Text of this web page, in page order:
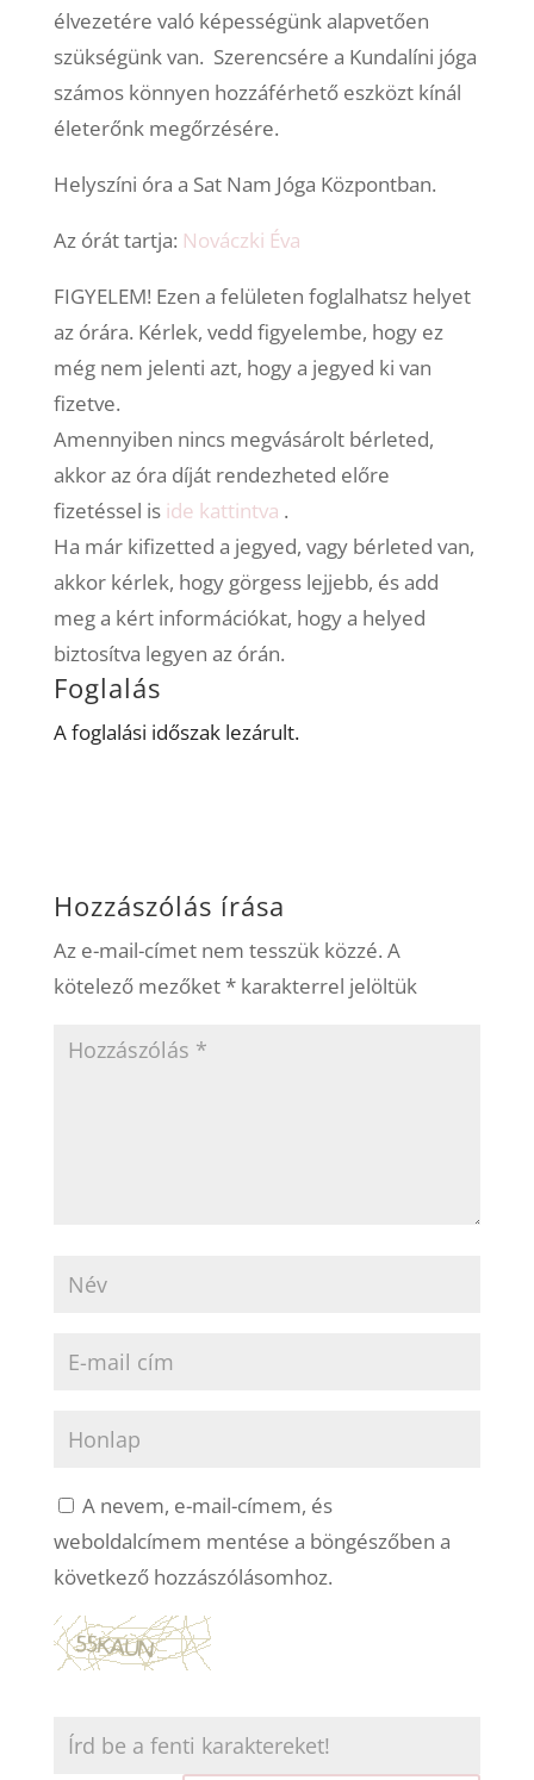
élvezetére való képességünk alapvetően
szükségünk van. Szerencsére a Kundalíni jóga
számos könnyen hozzáférhető eszközt kínál
életerőnk megőrzésére.
Helyszíni óra a Sat Nam Jóga Központban.
Az órát tartja: Nováczki Éva
FIGYELEM! Ezen a felületen foglalhatsz helyet
az órára. Kérlek, vedd figyelembe, hogy ez
még nem jelenti azt, hogy a jegyed ki van
fizetve.
Amennyiben nincs megvásárolt bérleted,
akkor az óra díját rendezheted előre
fizetéssel is ide kattintva .
Ha már kifizetted a jegyed, vagy bérleted van,
akkor kérlek, hogy görgess lejjebb, és add
meg a kért információkat, hogy a helyed
biztosítva legyen az órán.
Foglalás
A foglalási időszak lezárult.
Hozzászólás írása
Az e-mail-címet nem tesszük közzé. A
kötelező mezőket*karakterrel jelöltük
A nevem, e-mail-címem, és
weboldalcímem mentése a böngészőben a
következő hozzászólásomhoz.